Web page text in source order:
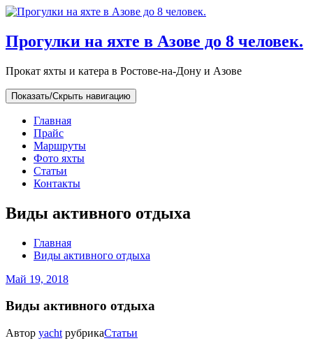
Прогулки на яхте в Азове до 8 человек.
Прокат яхты и катера в Ростове-на-Дону и Азове
Показать/Скрыть навигацию
Главная
Прайс
Маршруты
Фото яхты
Статьи
Контакты
Виды активного отдыха
Главная
Виды активного отдыха
Май 19, 2018
Виды активного отдыха
Автор yacht рубрикаСтатьи